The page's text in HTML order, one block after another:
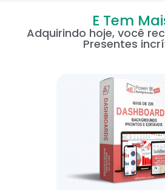
E Tem
Adquirindo hoje, você
Presentes